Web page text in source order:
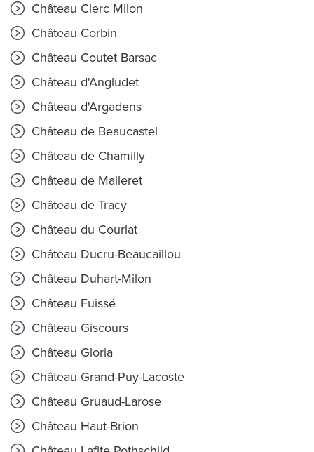
Château Clerc Milon
Château Corbin
Château Coutet Barsac
Château d'Angludet
Château d'Argadens
Château de Beaucastel
Château de Chamilly
Château de Malleret
Château de Tracy
Château du Courlat
Château Ducru-Beaucaillou
Château Duhart-Milon
Château Fuissé
Château Giscours
Château Gloria
Château Grand-Puy-Lacoste
Château Gruaud-Larose
Château Haut-Brion